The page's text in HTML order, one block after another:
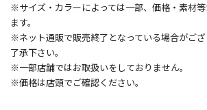
※サイズ・カラーによっては一部、価格・素材
ます。
※ネット通販で販売終了となっている場合がご
了承下さい。
※一部店舗ではお取扱いをしておりません。
※価格は店頭でご確認ください。